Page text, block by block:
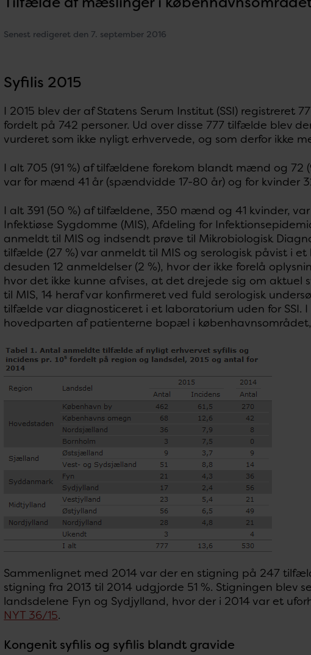
Senest redigeret den 7. september 2016
Syfilis 2015
I 2015 blev der af Statens Serum Institut (SSI) registreret
fordelt på 742 personer. Ud over disse 777 tilfælde blev
vurderet som ikke nyligt erhvervede, og som derfor ikke
I alt 705 (91 %) af tilfældene forekom blandt mænd og 72
var for mænd 41 år (spændvidde 17-80 år) og for kvinder
I alt 391 (50 %) af tilfældene, 350 mænd og 41 kvinder,
Infektiøse Sygdomme (MIS), Afdeling for
anmeldt til MIS og indsendt prøve til Mikrobiologisk
tilfælde (27 %) var anmeldt til MIS og serologisk påvist i
desuden 12 anmeldelser (2 %), hvor der ikke forelå
hvor det ikke kunne afvises, at det drejede sig om aktuel
til MIS, 14 heraf var konfirmeret ved fuld serologisk
tilfælde var diagnosticeret i et laboratorium uden for SSI.
hovedparten af patienterne bopæl i
Sammenlignet med 2014 var der en stigning på 247
stigning fra 2013 til 2014 udgjorde 51 %. Stigningen blev
landsdelene Fyn og Sydjylland, hvor der i 2014 var et
NYT 36/15.
Kongenit syfilis og syfilis blandt gravide